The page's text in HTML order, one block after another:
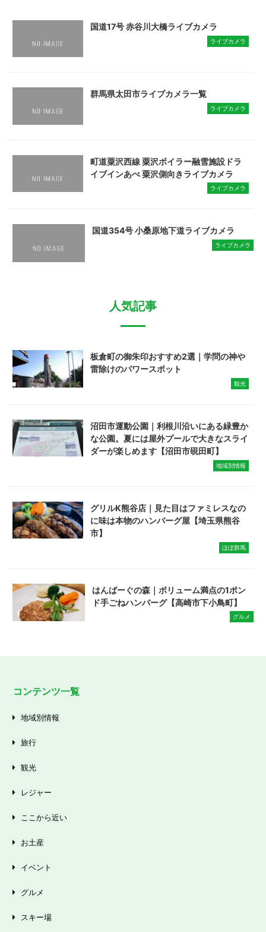
国道17号 赤谷川大橋ライブカメラ
ライブカメラ
群馬県太田市ライブカメラ一覧
ライブカメラ
町道粟沢西線 粟沢ボイラー融雪施設ドラ
イブインあべ 粟沢側向きライブカメラ
ライブカメラ
国道354号 小桑原地下道ライブカメラ
ライブカメラ
人気記事
板倉町の御朱印おすすめ2選｜学問の神や
雷除けのパワースポット
観光
沼田市運動公園｜利根川沿いにある緑豊か
な公園。夏には屋外プールで大きなスライ
ダーが楽しめます【沼田市硯田町】
地域別情報
グリルK熊谷店｜見た目はファミレスなの
に味は本物のハンバーグ屋【埼玉県熊谷
市】
ほぼ群馬
はんばーぐの森｜ボリューム満点の1ポン
ド手ごねハンバーグ【高崎市下小鳥町】
グルメ
コンテンツ一覧
地域別情報
旅行
観光
レジャー
ここから近い
お土産
イベント
グルメ
スキー場